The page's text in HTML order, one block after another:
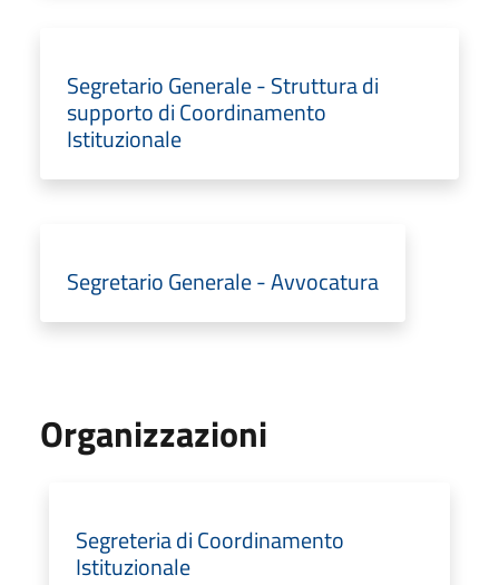
Segretario Generale - Struttura di
supporto di Coordinamento
Istituzionale
Segretario Generale - Avvocatura
Organizzazioni
Segreteria di Coordinamento
Istituzionale